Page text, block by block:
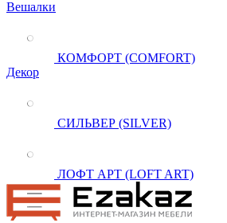
Вешалки
КОМФОРТ (COMFORT)
Декор
СИЛЬВЕР (SILVER)
ЛОФТ АРТ (LOFT ART)